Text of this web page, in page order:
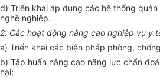
đ) Triển khai áp dụng các hệ thống
nghề nghiệp.
2. Các hoạt động nâng cao nghiệp vụ y
a) Triển khai các biện pháp phòng,
b) Tập huấn nâng cao năng lực chẩn
hại;